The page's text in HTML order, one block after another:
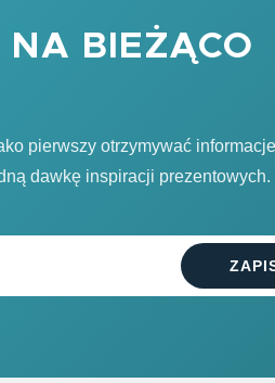
BIEŻĄCO
pierwszy otrzymywać
dawkę inspiracji prezentowych.